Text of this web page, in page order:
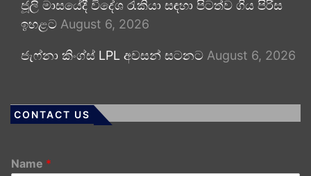
ජූලි මාසයේදී විදේශ රැකියා සඳහා පිටත්ව ගිය පිරිස
ඉහළට August 6, 2026
ජැෆ්නා කිංග්ස් LPL අවසන් සටනට August 6, 2026
CONTACT US
Name *